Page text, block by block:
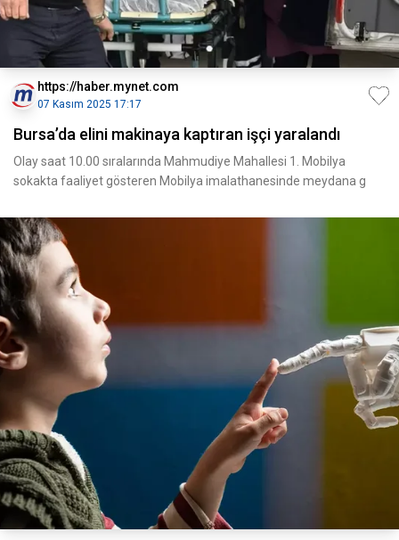
https://haber.mynet.com
07 Kasım 2025 17:17
Bursa’da elini makinaya kaptıran işçi yaralandı
Olay saat 10.00 sıralarında Mahmudiye Mahallesi 1. Mobilya
sokakta faaliyet gösteren Mobilya imalathanesinde meydana g